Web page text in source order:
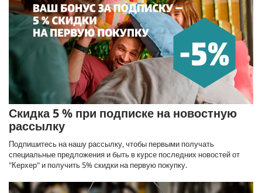
Скидка 5 % при подписке на новостную
рассылку
Подпишитесь на нашу рассылку, чтобы первыми получать
специальные предложения и быть в курсе последних новостей от
"Керхер" и получить 5% скидки на первую покупку.